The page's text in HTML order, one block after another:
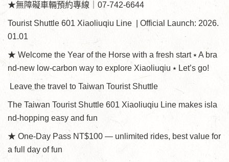
★無障礙車輛預約專線｜07-742-6644
Tourist Shuttle 601 Xiaoliuqiu Line | Official Launch: 2026.
01.01
★ Welcome the Year of the Horse with a fresh start ⭑ A bra
nd-new low-carbon way to explore Xiaoliuqiu ⭑ Let’s go!
Leave the travel to Taiwan Tourist Shuttle
The Taiwan Tourist Shuttle 601 Xiaoliuqiu Line makes isla
nd-hopping easy and fun
★ One-Day Pass NT$100 — unlimited rides, best value for
a full day of fun